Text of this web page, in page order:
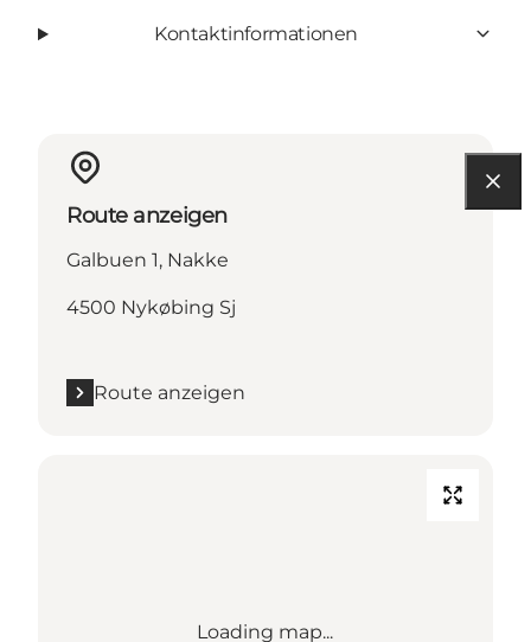
Kontaktinformationen
Route anzeigen
Galbuen 1, Nakke
4500 Nykøbing Sj
Route anzeigen
Loading map...